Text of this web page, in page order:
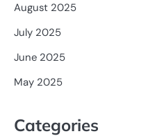
August 2025
July 2025
June 2025
May 2025
Categories